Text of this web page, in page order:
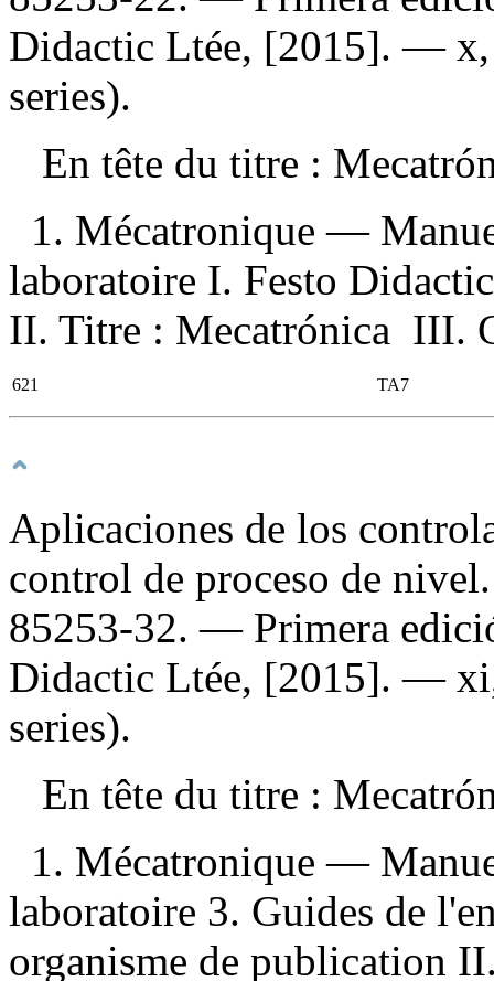
Didactic Ltée, [2015]. —
series).
En tête du titre :
1. Mécatronique —
laboratoire I. Festo
II. Titre : Mecatrónica III.
621 TA7
Aplicaciones de los
control de proceso de
85253-32. — Primera
Didactic Ltée, [2015]. —
series).
En tête du titre :
1. Mécatronique —
laboratoire 3. Guides de
organisme de publication